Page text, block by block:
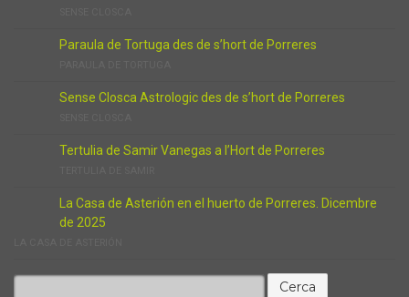
Paraula de Tortuga des de s’hort de Porreres
Sense Closca Astrologic des de s’hort de Porreres
Tertulia de Samir Vanegas a l’Hort de Porreres
La Casa de Asterión en el huerto de Porreres. Dicembre
de 2025
Cerca: